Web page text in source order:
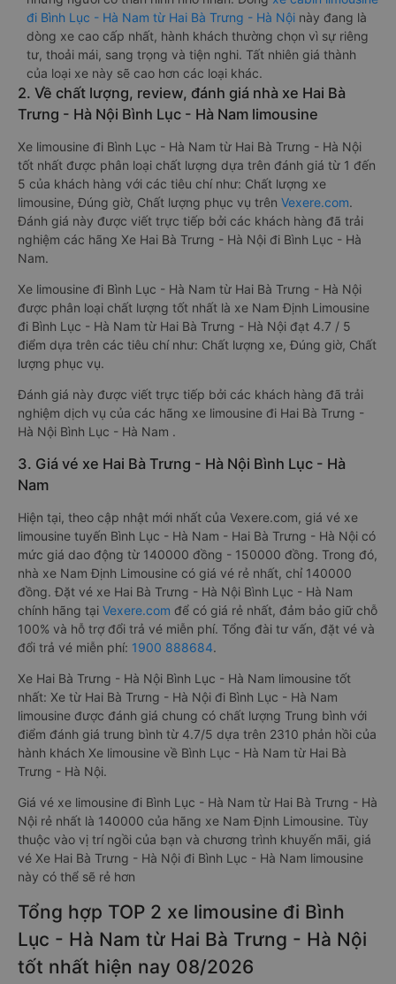
đi Bình Lục - Hà Nam từ Hai Bà Trưng - Hà Nội này đang là
dòng xe cao cấp nhất, hành khách thường chọn vì sự riêng
tư, thoải mái, sang trọng và tiện nghi. Tất nhiên giá thành
của loại xe này sẽ cao hơn các loại khác.
2. Về chất lượng, review, đánh giá nhà xe Hai Bà
Trưng - Hà Nội Bình Lục - Hà Nam limousine
Xe limousine đi Bình Lục - Hà Nam từ Hai Bà Trưng - Hà Nội
tốt nhất được phân loại chất lượng dựa trên đánh giá từ 1 đến
5 của khách hàng với các tiêu chí như: Chất lượng xe
limousine, Đúng giờ, Chất lượng phục vụ trên Vexere.com.
Đánh giá này được viết trực tiếp bởi các khách hàng đã trải
nghiệm các hãng Xe Hai Bà Trưng - Hà Nội đi Bình Lục - Hà
Nam.
Xe limousine đi Bình Lục - Hà Nam từ Hai Bà Trưng - Hà Nội
được phân loại chất lượng tốt nhất là xe Nam Định Limousine
đi Bình Lục - Hà Nam từ Hai Bà Trưng - Hà Nội đạt 4.7 / 5
điểm dựa trên các tiêu chí như: Chất lượng xe, Đúng giờ, Chất
lượng phục vụ.
Đánh giá này được viết trực tiếp bởi các khách hàng đã trải
nghiệm dịch vụ của các hãng xe limousine đi Hai Bà Trưng -
Hà Nội Bình Lục - Hà Nam .
3. Giá vé xe Hai Bà Trưng - Hà Nội Bình Lục - Hà
Nam
Hiện tại, theo cập nhật mới nhất của Vexere.com, giá vé xe
limousine tuyến Bình Lục - Hà Nam - Hai Bà Trưng - Hà Nội có
mức giá dao động từ 140000 đồng - 150000 đồng. Trong đó,
nhà xe Nam Định Limousine có giá vé rẻ nhất, chỉ 140000
đồng. Đặt vé xe Hai Bà Trưng - Hà Nội Bình Lục - Hà Nam
chính hãng tại Vexere.com để có giá rẻ nhất, đảm bảo giữ chỗ
100% và hỗ trợ đổi trả vé miễn phí. Tổng đài tư vấn, đặt vé và
đổi trả vé miễn phí: 1900 888684.
Xe Hai Bà Trưng - Hà Nội Bình Lục - Hà Nam limousine tốt
nhất: Xe từ Hai Bà Trưng - Hà Nội đi Bình Lục - Hà Nam
limousine được đánh giá chung có chất lượng Trung bình với
điểm đánh giá trung bình từ 4.7/5 dựa trên 2310 phản hồi của
hành khách Xe limousine về Bình Lục - Hà Nam từ Hai Bà
Trưng - Hà Nội.
Giá vé xe limousine đi Bình Lục - Hà Nam từ Hai Bà Trưng - Hà
Nội rẻ nhất là 140000 của hãng xe Nam Định Limousine. Tùy
thuộc vào vị trí ngồi của bạn và chương trình khuyến mãi, giá
vé Xe Hai Bà Trưng - Hà Nội đi Bình Lục - Hà Nam limousine
này có thể sẽ rẻ hơn
Tổng hợp TOP 2 xe limousine đi Bình
Lục - Hà Nam từ Hai Bà Trưng - Hà Nội
tốt nhất hiện nay 08/2026